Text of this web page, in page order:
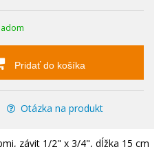
Pridať do košíka
Otázka na produkt
závit 1/2" x 3/4", dĺžka 15 cm